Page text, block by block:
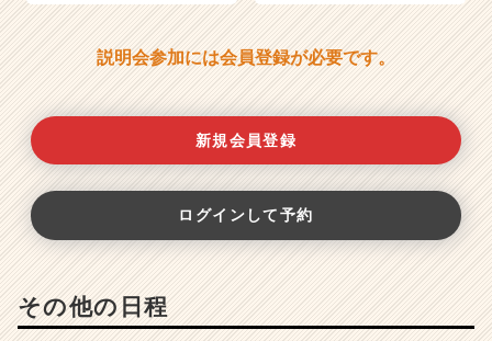
説明会参加には会員登録が必要です。
新規会員登録
ログインして予約
その他の日程